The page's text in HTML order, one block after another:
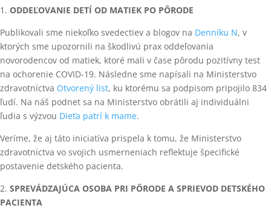
1. ODDEĽOVANIE DETÍ OD MATIEK PO PÔRODE
Publikovali sme niekoľko svedectiev a blogov na Denníku N, v
ktorých sme upozornili na škodlivú prax oddeľovania
novorodencov od matiek, ktoré mali v čase pôrodu pozitívny test
na ochorenie COVID-19. Následne sme napísali na Ministerstvo
zdravotníctva Otvorený list, ku ktorému sa podpisom pripojilo 834
ľudí. Na náš podnet sa na Ministerstvo obrátili aj individuálni
ľudia s výzvou Dieťa patrí k mame.
Veríme, že aj táto iniciatíva prispela k tomu, že Ministerstvo
zdravotníctva vo svojich usmerneniach reflektuje špecifické
postavenie detského pacienta.
2. SPREVÁDZAJÚCA OSOBA PRI PÔRODE A SPRIEVOD DETSKÉHO
PACIENTA